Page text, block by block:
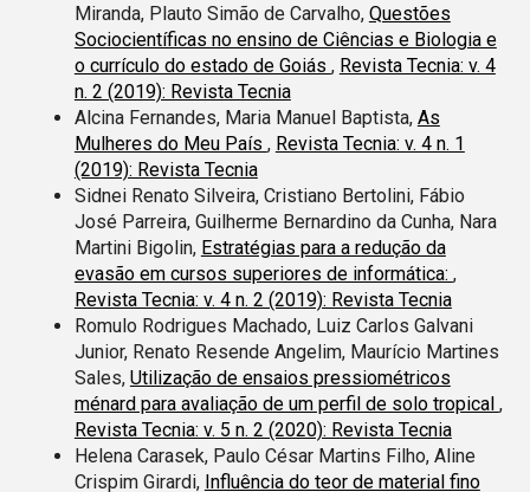
Miranda, Plauto Simão de Carvalho, Questões
Sociocientíficas no ensino de Ciências e Biologia e
o currículo do estado de Goiás , Revista Tecnia: v. 4
n. 2 (2019): Revista Tecnia
Alcina Fernandes, Maria Manuel Baptista, As
Mulheres do Meu País , Revista Tecnia: v. 4 n. 1
(2019): Revista Tecnia
Sidnei Renato Silveira, Cristiano Bertolini, Fábio
José Parreira, Guilherme Bernardino da Cunha, Nara
Martini Bigolin, Estratégias para a redução da
evasão em cursos superiores de informática: ,
Revista Tecnia: v. 4 n. 2 (2019): Revista Tecnia
Romulo Rodrigues Machado, Luiz Carlos Galvani
Junior, Renato Resende Angelim, Maurício Martines
Sales, Utilização de ensaios pressiométricos
ménard para avaliação de um perfil de solo tropical ,
Revista Tecnia: v. 5 n. 2 (2020): Revista Tecnia
Helena Carasek, Paulo César Martins Filho, Aline
Crispim Girardi, Influência do teor de material fino